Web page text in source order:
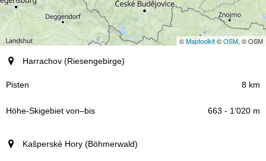
©Maptoolkit©OSM, © OSM
Ort (Region)
Pisten
Harrachov (Riesengebirge)
8 km
663 - 1’020 m
Kašperské Hory (Böhmerwald)